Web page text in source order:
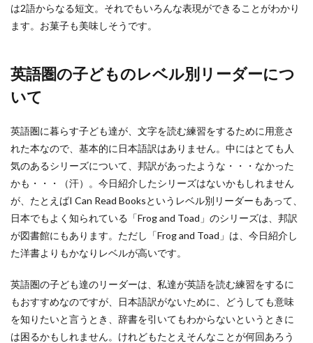
は2語からなる短文。それでもいろんな表現ができることがわかり
ます。お菓子も美味しそうです。
英語圏の子どものレベル別リーダーにつ
いて
英語圏に暮らす子ども達が、文字を読む練習をするために用意さ
れた本なので、基本的に日本語訳はありません。中にはとても人
気のあるシリーズについて、邦訳があったような・・・なかった
かも・・・（汗）。今日紹介したシリーズはないかもしれません
が、たとえばI Can Read Booksというレベル別リーダーもあって、
日本でもよく知られている「Frog and Toad」のシリーズは、邦訳
が図書館にもあります。ただし「Frog and Toad」は、今日紹介し
た洋書よりもかなりレベルが高いです。
英語圏の子ども達のリーダーは、私達が英語を読む練習をするに
もおすすめなのですが、日本語訳がないために、どうしても意味
を知りたいと言うとき、辞書を引いてもわからないというときに
は困るかもしれません。けれどもたとえそんなことが何回あろう